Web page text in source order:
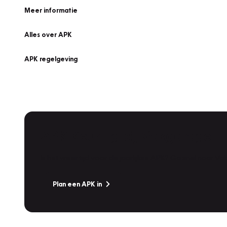
Meer informatie
Alles over APK
APK regelgeving
Plan een APK in